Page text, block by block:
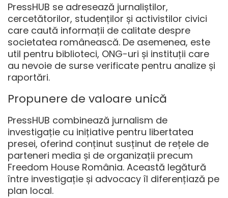
PressHUB se adresează jurnaliștilor,
cercetătorilor, studenților și activistilor civici
care caută informații de calitate despre
societatea românească. De asemenea, este
util pentru biblioteci, ONG-uri și instituții care
au nevoie de surse verificate pentru analize și
raportări.
Propunere de valoare unică
PressHUB combinează jurnalism de
investigație cu inițiative pentru libertatea
presei, oferind conținut susținut de rețele de
parteneri media și de organizații precum
Freedom House România. Această legătură
între investigație și advocacy îl diferențiază pe
plan local.